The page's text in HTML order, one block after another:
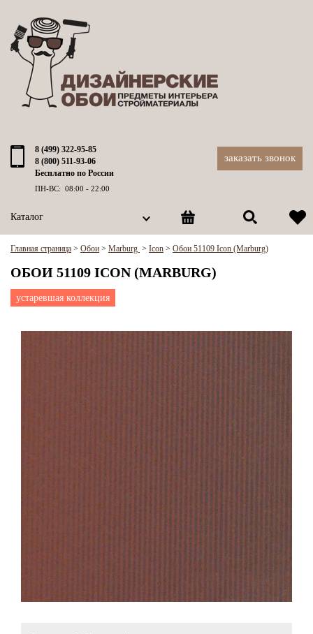
8 (499) 322-95-85
8 (800) 511-93-06
Бесплатно по России
ПН-ВС: 08:00 - 22:00
заказать звонок
Каталог
Главная страница > Обои > Marburg > Icon > Обои 51109 Icon (Marburg)
ОБОИ 51109 ICON (MARBURG)
устаревшая коллекция